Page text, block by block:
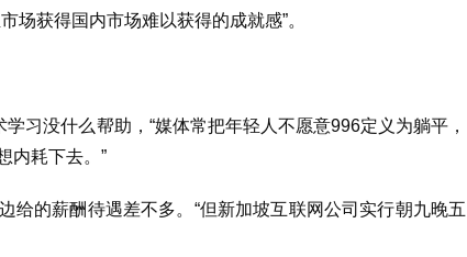
场获得国内市场难以获得的成就感”。
习没什么帮助，“媒体常把年轻人不愿意996定义为躺平，
内耗下去。”
给的薪酬待遇差不多。“但新加坡互联网公司实行朝九晚五